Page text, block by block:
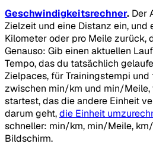
Geschwindigkeitsrechner. Der
Zielzeit und eine Distanz ein, und
Kilometer oder pro Meile zurück,
Genauso: Gib einen aktuellen
Tempo, das du tatsächlich
Zielpaces, für Trainingstempi und
zwischen min/km und min/Meile,
startest, das die andere Einheit
darum geht,die Einheit
schneller: min/km, min/Meile,
Bildschirm.